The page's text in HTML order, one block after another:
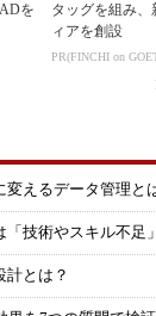
を
タッグを組み、
ィアを創設
PR(FINCHI on
えるデータ管理と
技術やスキル不足」
計とは？